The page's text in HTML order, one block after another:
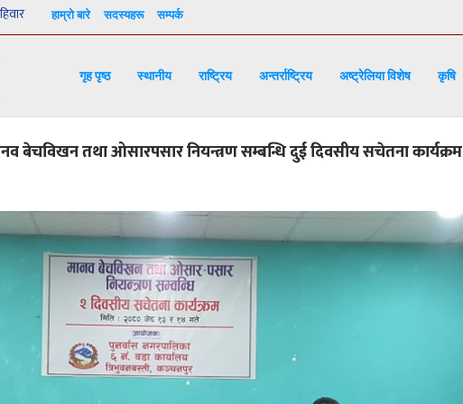
हाम्रो बारे सदस्यहरू सम्पर्क
गृह पृष्ठ स्थानीय राष्ट्रिय अन्तर्राष्ट्रिय अष्ट्रेलिया विशेष कृषि
बेचविखन तथा ओसारपसार नियन्त्रण सम्बन्धि दुई दिवसीय सचेतना कार्यक्रम